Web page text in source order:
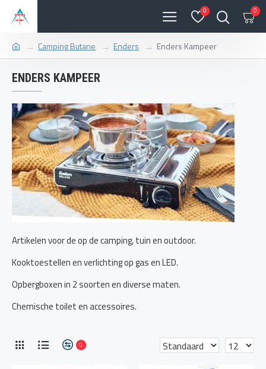
0 0
Camping Butane Enders Enders Kampeer
ENDERS KAMPEER
Artikelen voor de op de camping, tuin en outdoor.
Kooktoestellen en verlichting op gas en LED.
Opbergboxen in 2 soorten en diverse maten.
Chemische toilet en accessoires.
0